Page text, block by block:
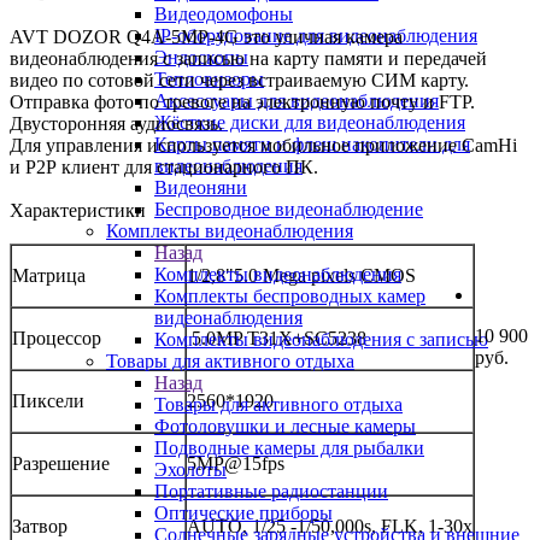
Видеодомофоны
IP-оборудование для видеонаблюдения
Эндоскопы
Тепловизоры
Аксессуары для видеонаблюдения
Жёсткие диски для видеонаблюдения
Карты памяти и флеш накопители для
видеонаблюдения
Видеоняни
Беспроводное видеонаблюдение
Комплекты видеонаблюдения
Назад
Комплекты видеонаблюдения
Комплекты беспроводных камер
видеонаблюдения
Комплекты видеонаблюдения с записью
Товары для активного отдыха
Назад
Товары для активного отдыха
Фотоловушки и лесные камеры
Подводные камеры для рыбалки
Эхолоты
Портативные радиостанции
Оптические приборы
Солнечные зарядные устройства и внешние
AVT DOZOR Q4A-5MP-4G это уличная камера
видеонаблюдения с записью на карту памяти и передачей
видео по сотовой сети через встраиваемую СИМ карту.
Отправка фото по тревоге на электронную почту и FTP.
Двусторонняя аудиосвязь.
Для управления используется мобильное приложение CamHi
и Р2Р клиент для стационарного ПК.
Характеристики
Матрица 1/2,8"5.0 Mega pixels CMOS
Процессор 5.0MP T31X+SC5238
Пиксели 2560*1920
Разрешение 5MP@15fps
Затвор AUTO, 1/25 -1/50,000s, FLK, 1-30x
10 900
руб.